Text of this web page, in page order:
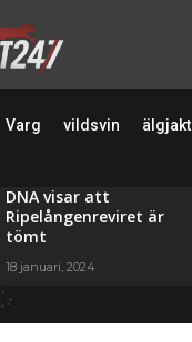
Varg vildsvin älgjakt
DNA visar att
Ripelångenreviret är
tömt
18 januari, 2024